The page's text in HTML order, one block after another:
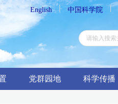
English 中国科学院
党群园地 科学传播